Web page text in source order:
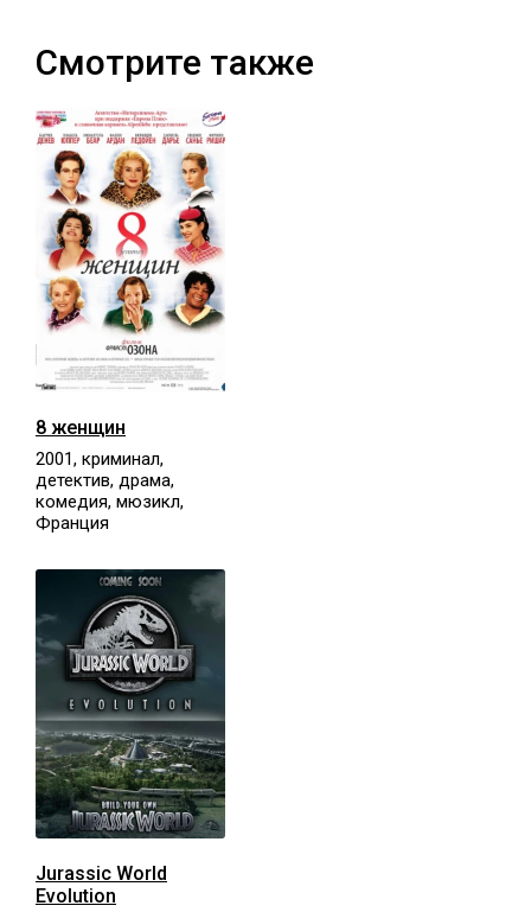
Смотрите также
8 женщин
2001, криминал,
детектив, драма,
комедия, мюзикл,
Франция
Jurassic World
Evolution